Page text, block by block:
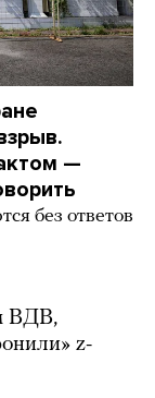
—
без ответов
ВДВ,
z-